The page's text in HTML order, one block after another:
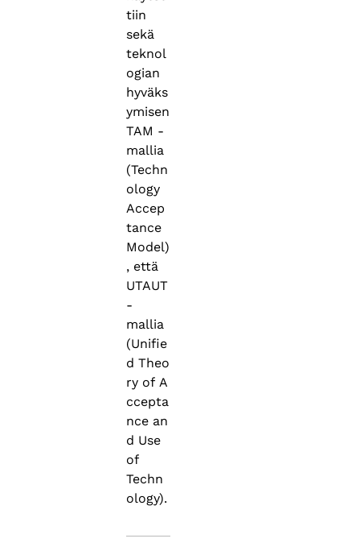
tiin
sekä
teknol
ogian
hyväks
ymisen
TAM -
mallia
(Techn
ology
Accep
tance
Model)
, että
UTAUT
-
mallia
(Unifie
d Theo
ry of A
ccepta
nce an
d Use
of
Techn
ology).